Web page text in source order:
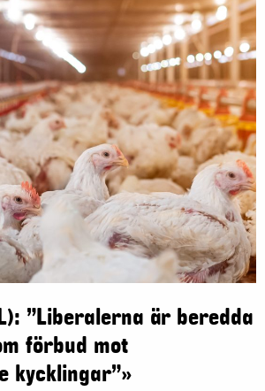
”Liberalerna är beredda
förbud mot
kycklingar”»